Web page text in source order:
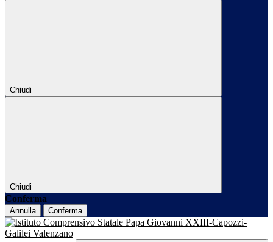
Chiudi
Chiudi
Conferma
Annulla Conferma